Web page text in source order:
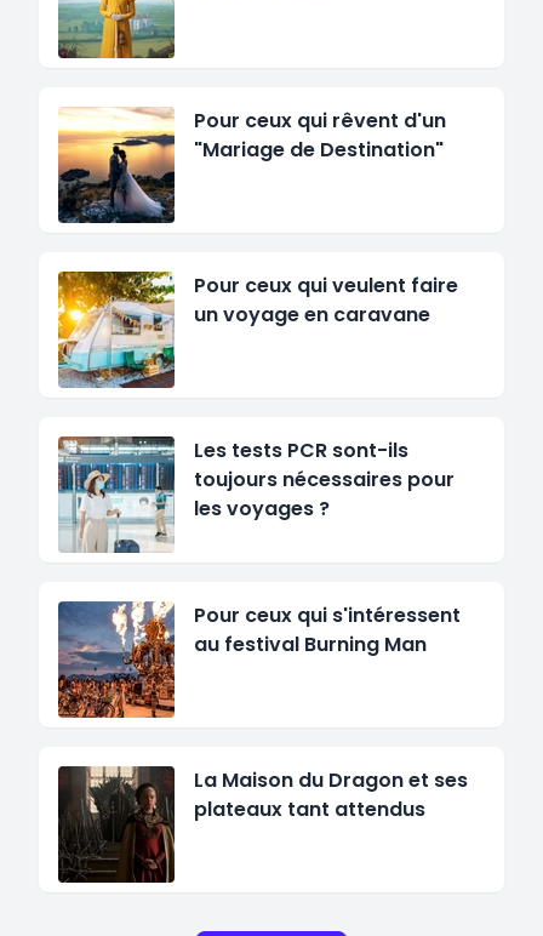
Pour ceux qui rêvent d'un
"Mariage de Destination"
Pour ceux qui veulent faire
un voyage en caravane
Les tests PCR sont-ils
toujours nécessaires pour
les voyages ?
Pour ceux qui s'intéressent
au festival Burning Man
La Maison du Dragon et ses
plateaux tant attendus